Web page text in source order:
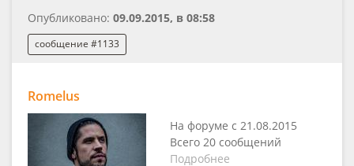
Опубликовано: 09.09.2015, в 08:58
сообщение #1133
Romelus
На форуме с 21.08.2015
Всего 20 сообщений
Подробнее